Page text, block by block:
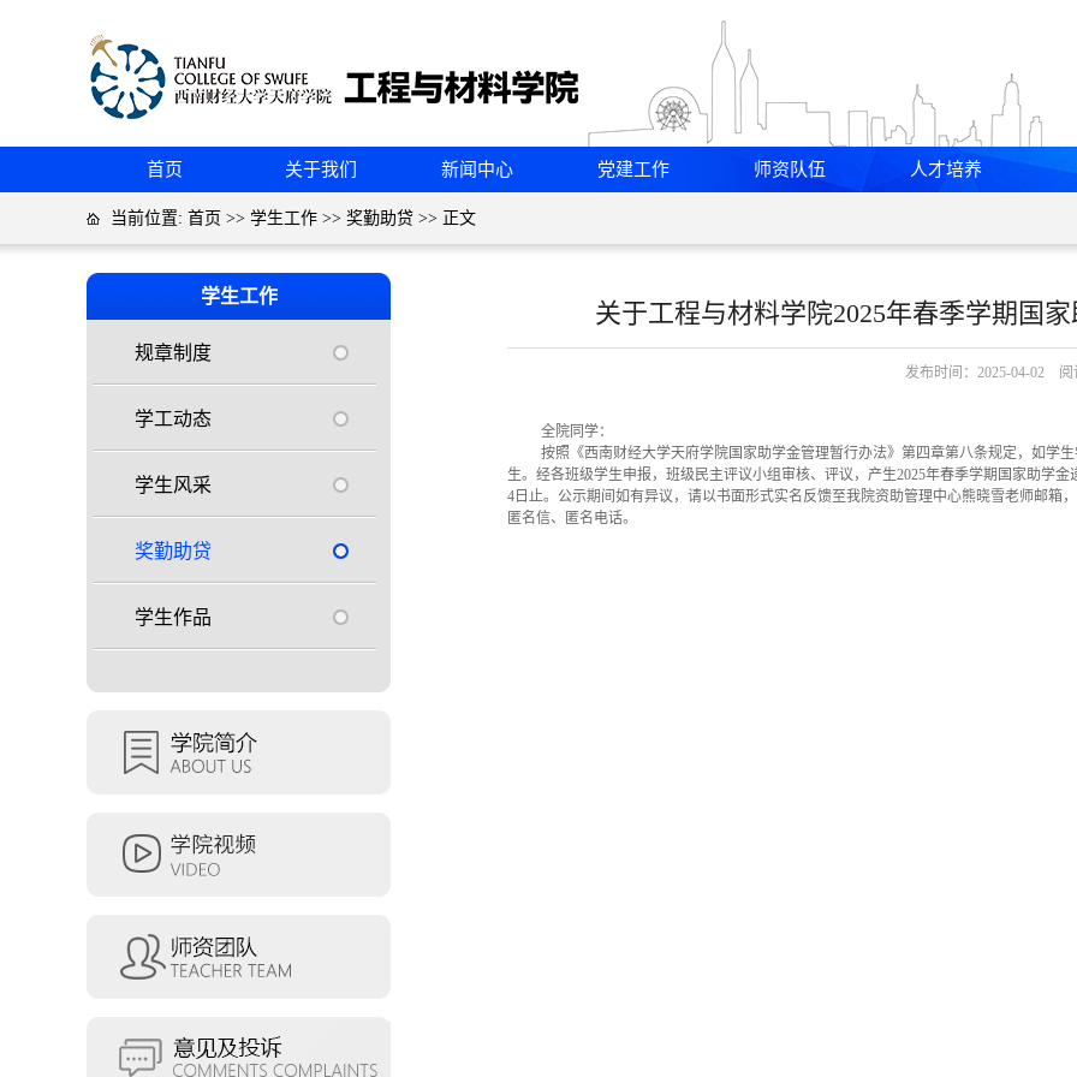
首页 关于我们 新闻中心 党建工作 师资队伍 人才培养
当前位置: 首页 >> 学生工作 >> 奖勤助贷 >> 正文
学生工作
规章制度
学工动态
学生风采
奖勤助贷
学生作品
关于工程与材料学院2025年春季学期国
发布时间：2025-04-02 阅
全院同学：
按照《西南财经大学天府学院国家助学金管理暂行办法》第四章第八条规定，如学
生。经各班级学生申报，班级民主评议小组审核、评议，产生2025年春季学期国家助学金
4 日止。公示期间如有异议，请以书面形式实名反馈至我院资助管理中心熊晓雪老师邮箱
匿名信、匿名电话。